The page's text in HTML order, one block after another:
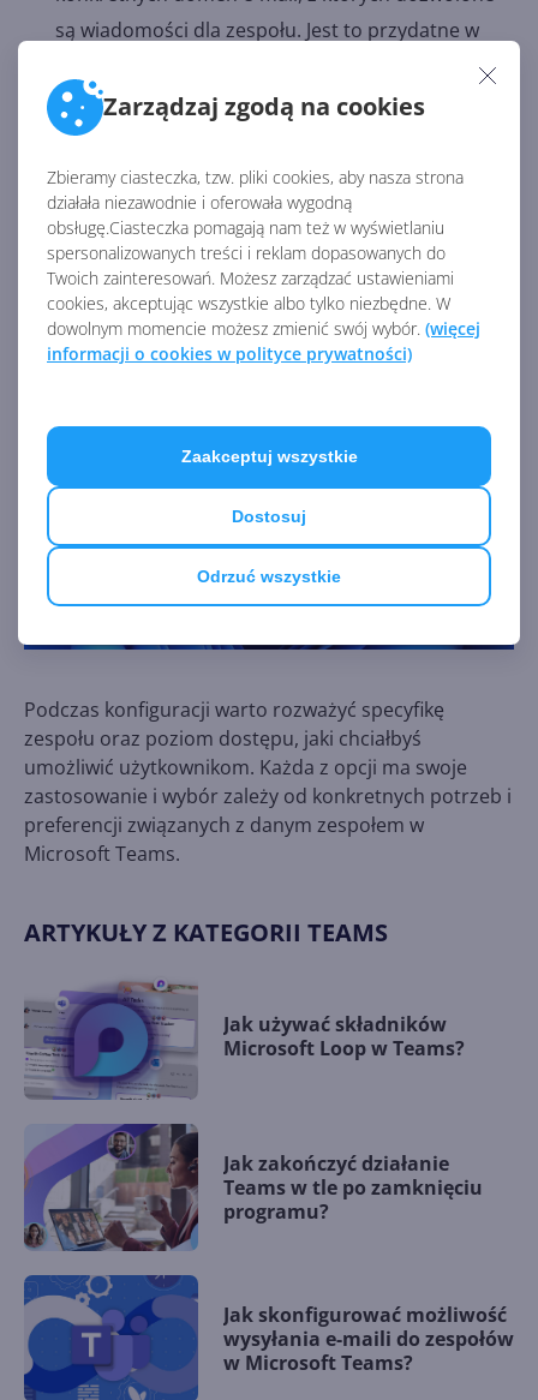
Zarządzaj zgodą na cookies
Zbieramy ciasteczka, tzw. pliki cookies, aby nasza strona
działała niezawodnie i oferowała wygodną
obsługę.Ciasteczka pomagają nam też w wyświetlaniu
spersonalizowanych treści i reklam dopasowanych do
Twoich zainteresowań. Możesz zarządzać ustawieniami
cookies, akceptując wszystkie albo tylko niezbędne. W
dowolnym momencie możesz zmienić swój wybór. (więcej
informacji o cookies w polityce prywatności)
Odrzuć wszystkie
Dostosuj
Zaakceptuj wszystkie
są wiadomości dla zespołu. Jest to przydatne w
wiadomości do konkretnych domen, co może
pomóc w kontrolowaniu bezpieczeństwa i
autentyczności komunikatów.
Po wybraniu odpowiednich ustawień, kliknij
przyciskZapisziZamknij.
Podczas konfiguracji warto rozważyć specyfikę
zespołu oraz poziom dostępu, jaki chciałbyś
umożliwić użytkownikom. Każda z opcji ma swoje
zastosowanie i wybór zależy od konkretnych potrzeb i
preferencji związanych z danym zespołem w
Microsoft Teams.
ARTYKUŁY Z KATEGORII TEAMS
Jak używać składników
Microsoft Loop w Teams?
Jak zakończyć działanie
Teams w tle po zamknięciu
programu?
Jak skonfigurować możliwość
wysyłania e-maili do zespołów
w Microsoft Teams?